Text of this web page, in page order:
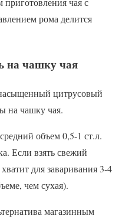
рома делится
на чашку чая
цитрусовый
на чашку чая.
объем 0,5-1 ст.л.
Если взять свежий
для заваривания 3-4
чем сухая).
магазинным